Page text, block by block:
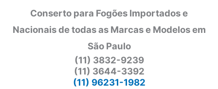
Conserto para Fogões Importados e
Nacionais de todas as Marcas e Modelos em
São Paulo
(11) 3832-9239
(11) 3644-3392
(11) 96231-1982